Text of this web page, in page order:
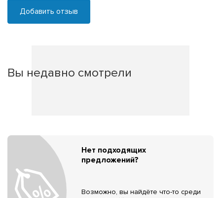
Добавить отзыв
Вы недавно смотрели
Нет подходящих
предложений?
Возможно, вы найдёте что-то среди